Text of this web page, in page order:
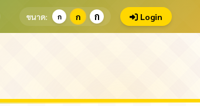
ขนาด: ก ก ก Login